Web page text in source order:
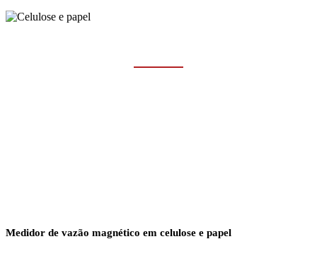
Medidor de vazão magnético em celulose e papel